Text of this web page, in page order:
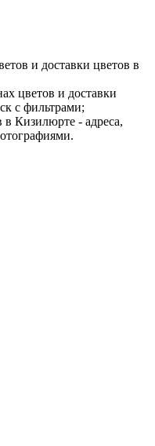
и доставки цветов в
цветов и доставки
с фильтрами;
в Кизилюрте - адреса,